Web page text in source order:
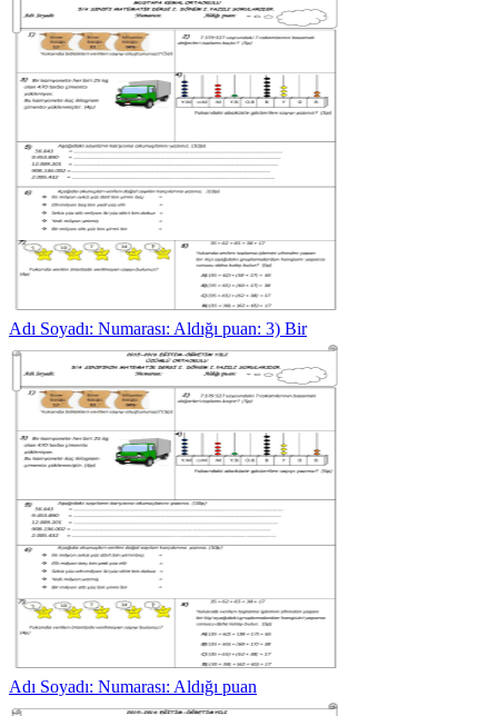
Adı Soyadı: Numarası: Aldığı puan: 3) Bir
Adı Soyadı: Numarası: Aldığı puan